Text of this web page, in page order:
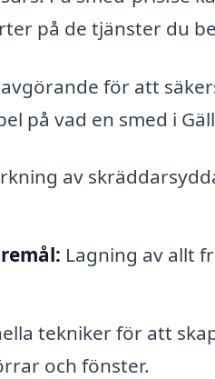
på de tjänster du
för att
på vad en smed i
av
Lagning av allt
tekniker för att
och fönster.